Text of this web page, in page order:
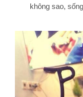
không sao,